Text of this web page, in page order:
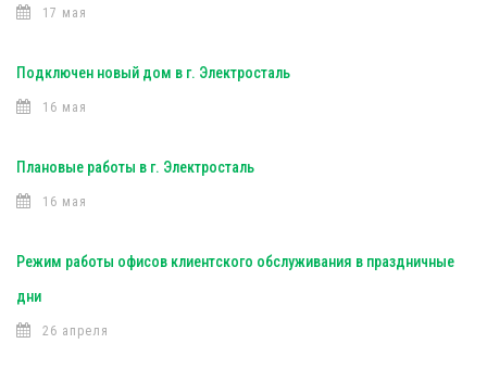
17 мая
Подключен новый дом в г. Электросталь
16 мая
Плановые работы в г. Электросталь
16 мая
Режим работы офисов клиентского обслуживания в праздничные
дни
26 апреля